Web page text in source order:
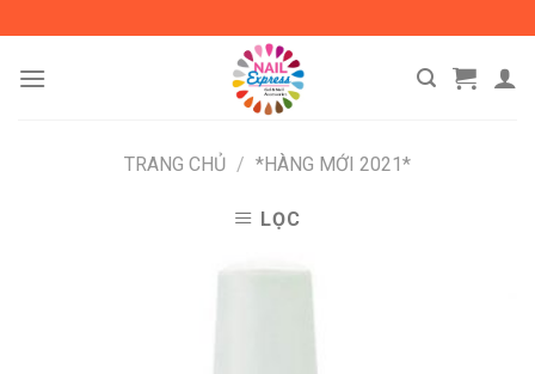
content
TRANG CHỦ / *HÀNG MỚI 2021*
LỌC